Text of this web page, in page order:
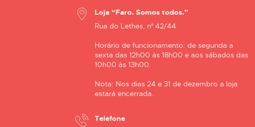
Loja “Faro. Somos todos.”
Rua do Lethes, nº 42/44
Horário de funcionamento: de segunda a
sexta das 12h00 às 18h00 e aos sábados das
10h00 às 13h00.
Nota: Nos dias 24 e 31 de dezembro a loja
estará encerrada.
Telefone